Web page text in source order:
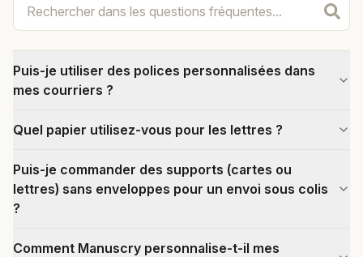
Puis-je utiliser des polices personnalisées dans
mes courriers ?
Quel papier utilisez-vous pour les lettres ?
Puis-je commander des supports (cartes ou
lettres) sans enveloppes pour un envoi sous colis
?
Comment Manuscry personnalise-t-il mes